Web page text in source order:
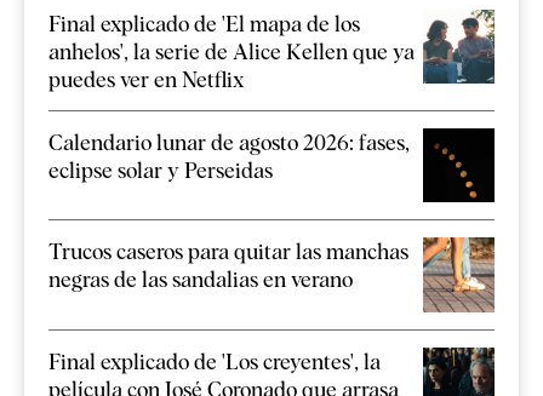
Final explicado de 'El mapa de los
anhelos', la serie de Alice Kellen que ya
puedes ver en Netflix
Calendario lunar de agosto 2026: fases,
eclipse solar y Perseidas
Trucos caseros para quitar las manchas
negras de las sandalias en verano
Final explicado de 'Los creyentes', la
película con José Coronado que arrasa